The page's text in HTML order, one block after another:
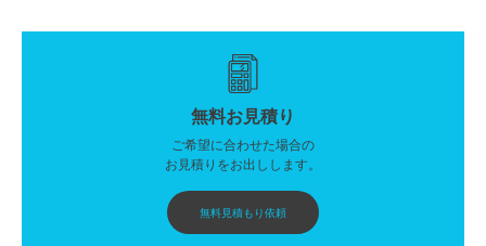
無料お見積り
ご希望に合わせた場合の
お見積りをお出しします。
無料見積もり依頼